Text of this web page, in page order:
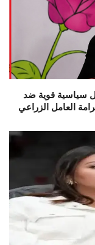
سياسية قوية ضد
العامل الزراعي